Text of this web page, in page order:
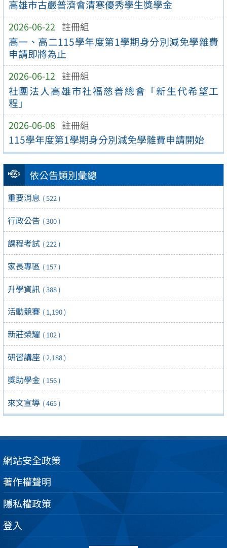
高雄市古嚴普濟會清寒優秀學生獎學金
2026-06-22 註冊組
高一、高二115學年度第1學期身分別減免學雜費
申請即將為止
2026-06-12 註冊組
社團法人高雄市社福慈善總會「新生代希望工
程」
2026-06-08 註冊組
115學年度第1學期身分別減免學雜費申請開始
依公告類別彙總
重要消息 ( 522 )
行政公告 ( 300 )
課程考試 ( 222 )
家長專區 ( 157 )
升學資訊 ( 388 )
活動競賽 ( 1,190 )
新莊榮耀 ( 102 )
研習講座 ( 2,188 )
獎助學金 ( 156 )
來文宣導 ( 465 )
網站安全政策
著作權聲明
隱私權政策
登入